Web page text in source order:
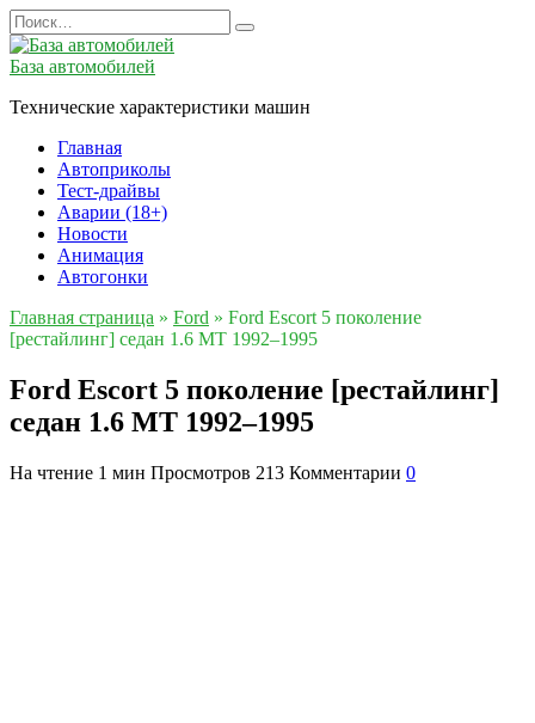
Перейти
к
содержанию
Search
for:
База автомобилей
Технические характеристики машин
Главная
Автоприколы
Тест-драйвы
Аварии (18+)
Новости
Анимация
Автогонки
Главная страница » Ford » Ford Escort 5 поколение
[рестайлинг] седан 1.6 MT 1992–1995
Ford Escort 5 поколение [рестайлинг]
седан 1.6 MT 1992–1995
На чтение 1 мин Просмотров 213 Комментарии 0